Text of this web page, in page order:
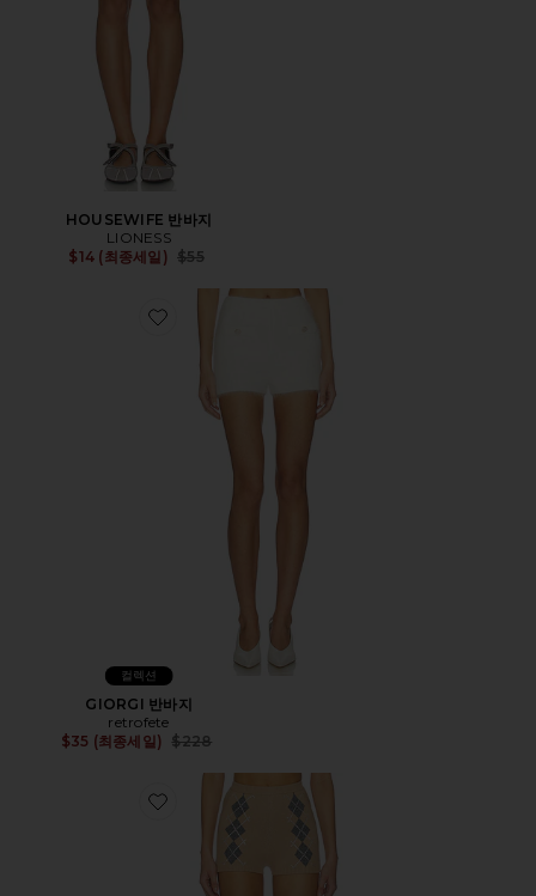
HOUSEWIFE 반바지
LIONESS
$14 (최종세일) Previous price:
$55
Favorite GIORGI 반바지
컬렉션
GIORGI 반바지
retrofete
$35 (최종세일)
Previous price:
$228
Favorite FILOMINA 엠블리쉬 쇼츠